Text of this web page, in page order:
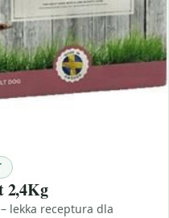
2,4Kg
lekka receptura dla